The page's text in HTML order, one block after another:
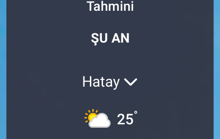
Tahmini
ŞU AN
Hatay
25°
Erişim Bilgileri